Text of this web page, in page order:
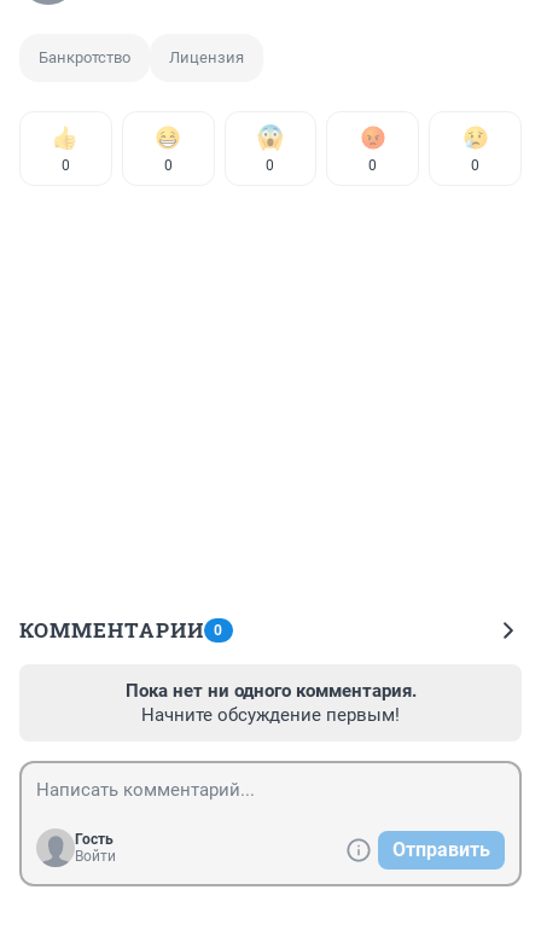
Банкротство Лицензия
0 0 0 0 0
КОММЕНТАРИИ 0
Пока нет ни одного комментария.
Начните обсуждение первым!
Гость
Войти
Отправить